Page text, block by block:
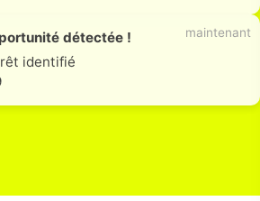
maintenant
détectée !
identifié